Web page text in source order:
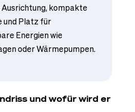
kompakte
und Platz für
Energien wie
oder Wärmepumpen.
und wofür wird er